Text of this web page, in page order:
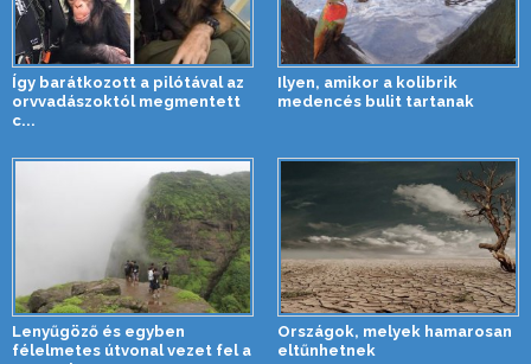
Így barátkozott a pilótával az
orvvadászoktól megmentett
c...
Ilyen, amikor a kolibrik
medencés bulit tartanak
Lenyűgöző és egyben
félelmetes útvonal vezet fel a
Országok, melyek hamarosan
eltűnhetnek